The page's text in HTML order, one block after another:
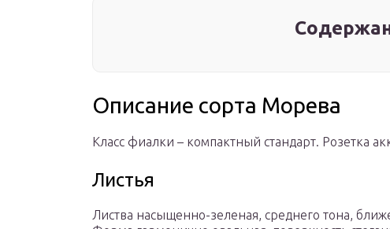
Описание сорта Морева
Класс фиалки – компактный стандарт. Розетка
Листья
Листва насыщенно-зеленая, среднего тона,